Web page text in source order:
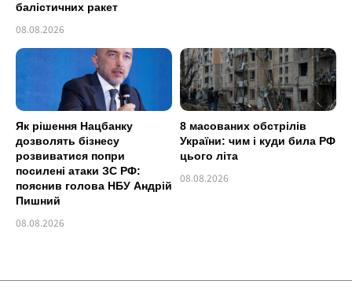
балістичних ракет
08.08.2026
Як рішення Нацбанку
дозволять бізнесу
розвиватися попри
посилені атаки ЗС РФ:
пояснив голова НБУ Андрій
Пишний
08.08.2026
8 масованих обстрілів
України: чим і куди била РФ
цього літа
08.08.2026